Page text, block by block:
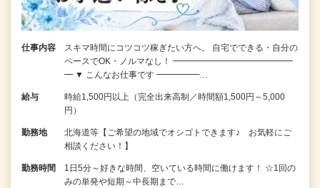
仕事内容
スキマ時間にコツコツ稼ぎたい方へ。 自宅でできる・自分の
ペースでOK・ノルマなし！ ━━━━━━━━━━━━━━
━ ▼ こんなお仕事です ━━━━━…
給与
時給1,500円以上（完全出来高制／時間額1,500円～5,000
円）
勤務地
北海道等【ご希望の地域でオシゴトできます♪ お気軽にご
相談ください！】
勤務時間
1日5分～好きな時間、空いている時間に働けます！ ☆1回の
みの単発や短期～中長期まで…